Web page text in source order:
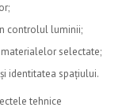
controlul luminii;
selectate;
identitatea spațiului.
tehnice